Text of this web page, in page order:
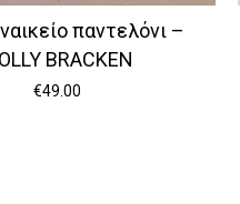
παντελόνι –
BRACKEN
€49.00